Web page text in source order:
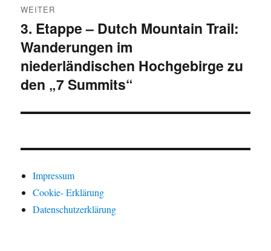
WEITER
Nächster
Beitrag:
3. Etappe – Dutch Mountain Trail:
Wanderungen im
niederländischen Hochgebirge zu
den „7 Summits“
Impressum
Cookie- Erklärung
Datenschutzerklärung